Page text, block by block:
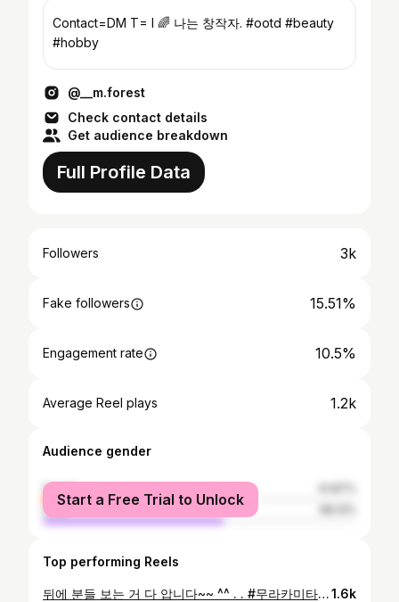
Contact=DM T= I 🌈 나는 창작자. #ootd #beauty
#hobby
@__m.forest
Check contact details
Get audience breakdown
Full Profile Data
Followers 3k
Fake followers 15.51%
Engagement rate 10.5%
Average Reel plays 1.2k
Audience gender
female
male
Start a Free Trial to Unlock
Top performing Reels
뒤에 분들 보는 거 다 압니다~~ ^^ . . #무라카미타카시좀비 #카이카이키키 #무라카미좀비 #부산전시추천 #무라카미다카시 #무라카미다카시전시1.6k